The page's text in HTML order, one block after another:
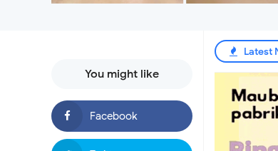
You might like
Latest
Tagih